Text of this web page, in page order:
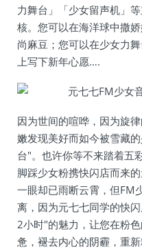
力舞台」「少女留声机」
核。您可以在海洋球中撒
尚麻豆；您可以在少女力
上写下新年心愿….
因为世间的喧哗，因为旋
嫩发现美好而如今被雪藏
台"。也许你等不来踏着五
脚踩少女粉携快闪店而来
一眼却已雨断云霄，但FM
离，因为元七七同学的快
2小时"的魅力，让您在粉
惫，褪去内心的阴霾，重新